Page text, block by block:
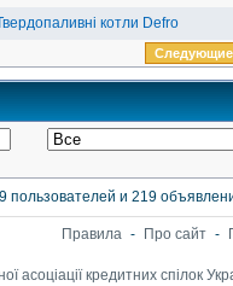
котли Defro
Следующие
пользователей и 219
Правила - Про сайт -
асоціації кредитних спілок